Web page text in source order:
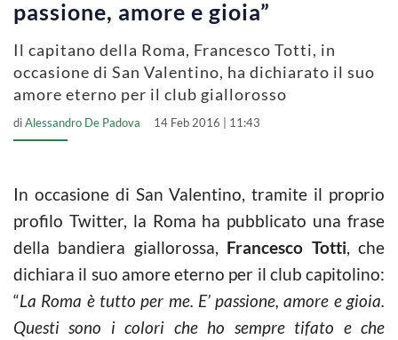
passione, amore e gioia”
Il capitano della Roma, Francesco Totti, in
occasione di San Valentino, ha dichiarato il suo
amore eterno per il club giallorosso
diAlessandro De Padova 14 Feb 2016 | 11:43
In occasione di San Valentino, tramite il proprio
profilo Twitter, la Roma ha pubblicato una frase
della bandiera giallorossa, Francesco Totti, che
dichiara il suo amore eterno per il club capitolino:
“La Roma è tutto per me. E’ passione, amore e gioia.
Questi sono i colori che ho sempre tifato e che